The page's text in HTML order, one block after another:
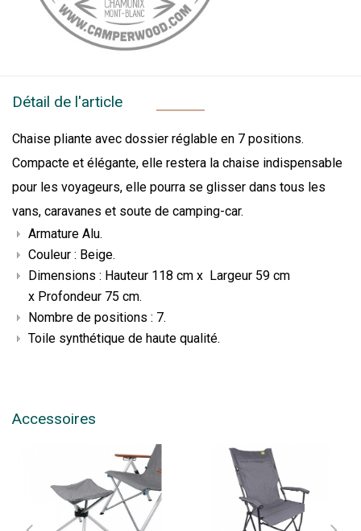
Détail de l'article
Chaise pliante avec dossier réglable en 7 positions.
Compacte et élégante, elle restera la chaise indispensable
pour les voyageurs, elle pourra se glisser dans tous les
vans, caravanes et soute de camping-car.
Armature Alu.
Couleur : Beige.
Dimensions : Hauteur 118 cm x Largeur 59 cm
x Profondeur 75 cm.
Nombre de positions : 7.
Toile synthétique de haute qualité.
Accessoires